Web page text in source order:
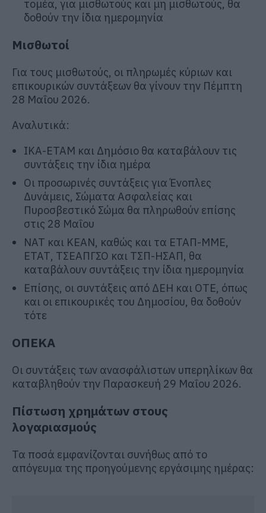
τομέα, για μισθωτούς και μη μισθωτούς, θα
δοθούν την ίδια ημερομηνία
Μισθωτοί
Για τους μισθωτούς, οι πληρωμές κύριων και
επικουρικών συντάξεων θα γίνουν την Πέμπτη
28 Μαΐου 2026.
Αναλυτικά:
ΙΚΑ-ΕΤΑΜ και Δημόσιο θα καταβάλουν τις
συντάξεις την ίδια ημέρα
Οι προσωρινές συντάξεις για Ένοπλες
Δυνάμεις, Σώματα Ασφαλείας και
Πυροσβεστικό Σώμα θα πληρωθούν επίσης
στις 28 Μαΐου
ΝΑΤ και ΚΕΑΝ, καθώς και τα ΕΤΑΠ-ΜΜΕ,
ΕΤΑΤ, ΤΣΕΑΠΓΣΟ και ΤΣΠ-ΗΣΑΠ, θα
καταβάλουν συντάξεις την ίδια ημερομηνία
Επίσης, οι συντάξεις από ΔΕΗ και ΟΤΕ, όπως
και οι επικουρικές του Δημοσίου, θα δοθούν
τότε
ΟΠΕΚΑ
Οι συντάξεις των ανασφάλιστων υπερηλίκων θα
καταβληθούν την Παρασκευή 29 Μαΐου 2026.
Πίστωση χρημάτων στους
λογαριασμούς
Τα ποσά εμφανίζονται συνήθως από το
απόγευμα της προηγούμενης εργάσιμης ημέρας: